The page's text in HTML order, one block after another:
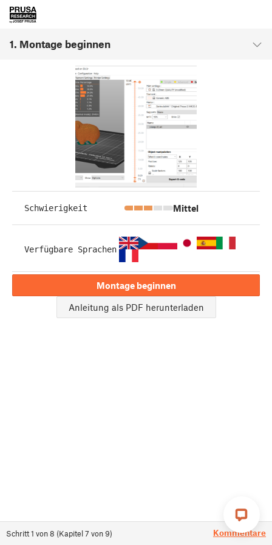
1. Montage beginnen
Schritt1 von8 (Kapitel7 von9) Kommentare
Schwierigkeit Mittel
Verfügbare Sprachen
Montage beginnen
Anleitung als PDF herunterladen